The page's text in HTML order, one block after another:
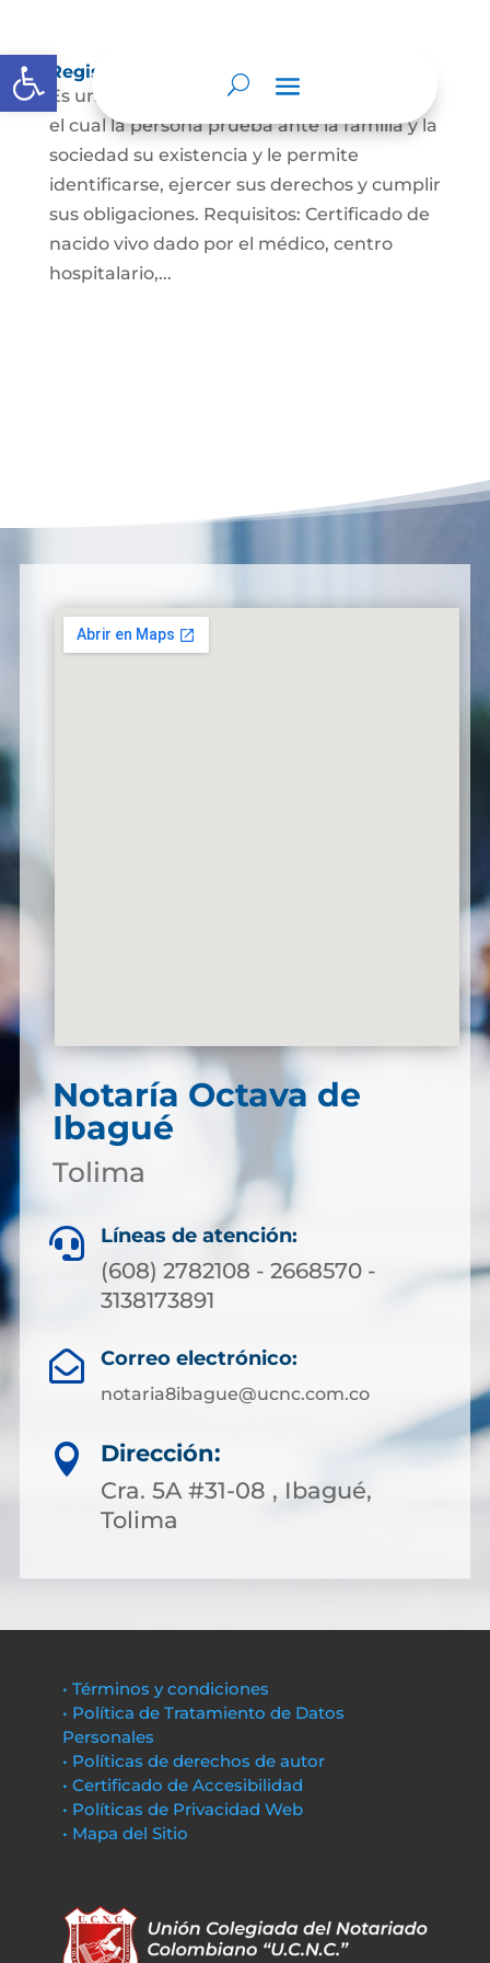
Abrir barra de herramientas
Registro Civil de Nacimiento
Es un documento indispensable mediante
el cual la persona prueba ante la familia y la
sociedad su existencia y le permite
identificarse, ejercer sus derechos y cumplir
sus obligaciones. Requisitos: Certificado de
nacido vivo dado por el médico, centro
hospitalario,...
Notaría Octava de
Ibagué
Tolima
 Líneas de atención:
(608) 2782108 - 2668570 -
3138173891
 Correo electrónico:
notaria8ibague@ucnc.com.co

Dirección:
Cra. 5A #31-08 , Ibagué,
Tolima
• Términos y condiciones
• Política de Tratamiento de Datos
Personales
• Políticas de derechos de autor
• Certificado de Accesibilidad
• Políticas de Privacidad Web
• Mapa del Sitio